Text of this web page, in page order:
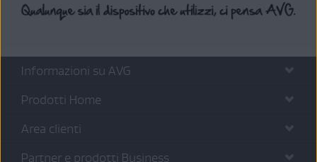
Informazioni su AVG
Prodotti Home
Area clienti
Partner e prodotti Business